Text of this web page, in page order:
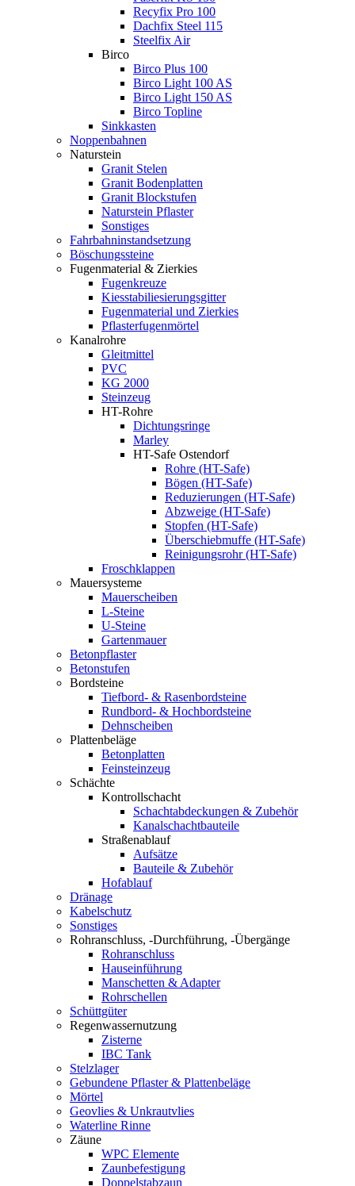
Recyfix Pro 100
Dachfix Steel 115
Steelfix Air
Birco
Birco Plus 100
Birco Light 100 AS
Birco Light 150 AS
Birco Topline
Sinkkasten
Noppenbahnen
Naturstein
Granit Stelen
Granit Bodenplatten
Granit Blockstufen
Naturstein Pflaster
Sonstiges
Fahrbahninstandsetzung
Böschungssteine
Fugenmaterial & Zierkies
Fugenkreuze
Kiesstabiliesierungsgitter
Fugenmaterial und Zierkies
Pflasterfugenmörtel
Kanalrohre
Gleitmittel
PVC
KG 2000
Steinzeug
HT-Rohre
Dichtungsringe
Marley
HT-Safe Ostendorf
Rohre (HT-Safe)
Bögen (HT-Safe)
Reduzierungen (HT-Safe)
Abzweige (HT-Safe)
Stopfen (HT-Safe)
Überschiebmuffe (HT-Safe)
Reinigungsrohr (HT-Safe)
Froschklappen
Mauersysteme
Mauerscheiben
L-Steine
U-Steine
Gartenmauer
Betonpflaster
Betonstufen
Bordsteine
Tiefbord- & Rasenbordsteine
Rundbord- & Hochbordsteine
Dehnscheiben
Plattenbeläge
Betonplatten
Feinsteinzeug
Schächte
Kontrollschacht
Schachtabdeckungen & Zubehör
Kanalschachtbauteile
Straßenablauf
Aufsätze
Bauteile & Zubehör
Hofablauf
Dränage
Kabelschutz
Sonstiges
Rohranschluss, -Durchführung, -Übergänge
Rohranschluss
Hauseinführung
Manschetten & Adapter
Rohrschellen
Schüttgüter
Regenwassernutzung
Zisterne
IBC Tank
Stelzlager
Gebundene Pflaster & Plattenbeläge
Mörtel
Geovlies & Unkrautvlies
Waterline Rinne
Zäune
WPC Elemente
Zaunbefestigung
Doppelstabzaun